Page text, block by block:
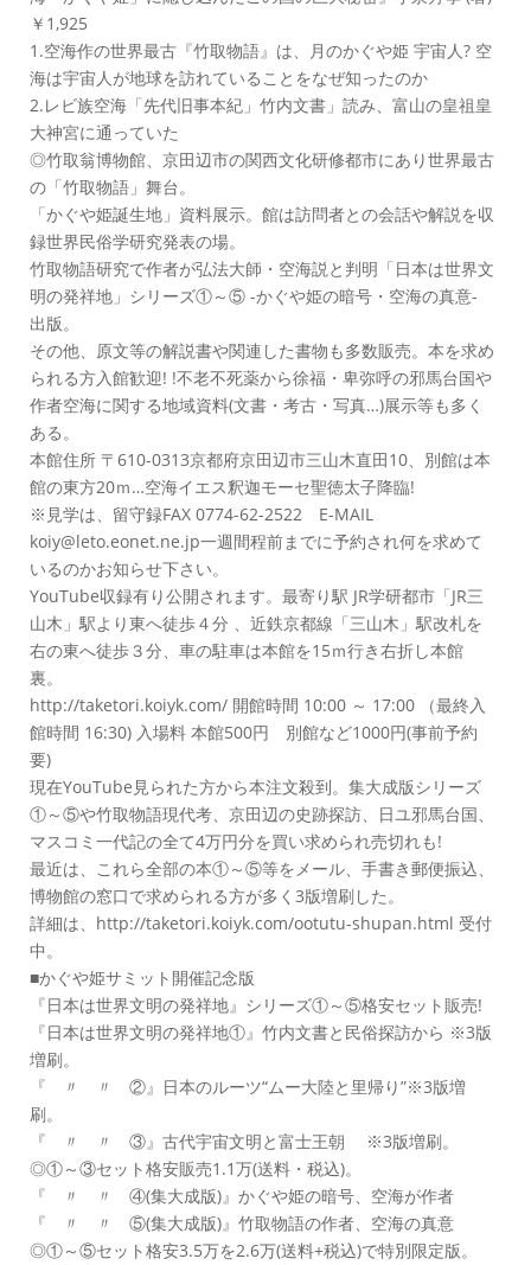
￥1,925
1.空海作の世界最古『竹取物語』は、月のかぐや姫 宇宙人? 空
海は宇宙人が地球を訪れていることをなぜ知ったのか
2.レビ族空海「先代旧事本紀」竹内文書」読み、富山の皇祖皇
大神宮に通っていた
◎竹取翁博物館、京田辺市の関西文化研修都市にあり世界最古
の「竹取物語」舞台。
「かぐや姫誕生地」資料展示。館は訪問者との会話や解説を収
録世界民俗学研究発表の場。
竹取物語研究で作者が弘法大師・空海説と判明「日本は世界文
明の発祥地」シリーズ①～⑤ -かぐや姫の暗号・空海の真意-
出版。
その他、原文等の解説書や関連した書物も多数販売。本を求め
られる方入館歓迎! !不老不死薬から徐福・卑弥呼の邪馬台国や
作者空海に関する地域資料(文書・考古・写真…)展示等も多く
ある。
本館住所 〒610-0313京都府京田辺市三山木直田10、別館は本
館の東方20ｍ…空海イエス釈迦モーセ聖徳太子降臨!
※見学は、留守録FAX 0774-62-2522 E-MAIL
koiy@leto.eonet.ne.jp一週間程前までに予約され何を求めて
いるのかお知らせ下さい。
YouTube収録有り公開されます。最寄り駅 JR学研都市「JR三
山木」駅より東へ徒歩４分 、近鉄京都線「三山木」駅改札を
右の東へ徒歩３分、車の駐車は本館を15ｍ行き右折し本館
裏。
http://taketori.koiyk.com/ 開館時間 10:00 ～ 17:00 （最終入
館時間 16:30) 入場料 本館500円 別館など1000円(事前予約
要)
現在YouTube見られた方から本注文殺到。集大成版シリーズ
①～⑤や竹取物語現代考、京田辺の史跡探訪、日ユ邪馬台国、
マスコミ一代記の全て4万円分を買い求められ売切れも!
最近は、これら全部の本①～⑤等をメール、手書き郵便振込、
博物館の窓口で求められる方が多く3版増刷した。
詳細は、http://taketori.koiyk.com/ootutu-shupan.html 受付
中。
■かぐや姫サミット開催記念版
『日本は世界文明の発祥地』シリーズ①～⑤格安セット販売!
『日本は世界文明の発祥地①』竹内文書と民俗探訪から ※3版
増刷。
『 〃 〃 ②』日本のルーツ“ムー大陸と里帰り”※3版増
刷。
『 〃 〃 ③』古代宇宙文明と富士王朝 ※3版増刷。
◎①～③セット格安販売1.1万(送料・税込)。
『 〃 〃 ④(集大成版)』かぐや姫の暗号、空海が作者
『 〃 〃 ⑤(集大成版)』竹取物語の作者、空海の真意
◎①～⑤セット格安3.5万を2.6万(送料+税込)で特別限定版。